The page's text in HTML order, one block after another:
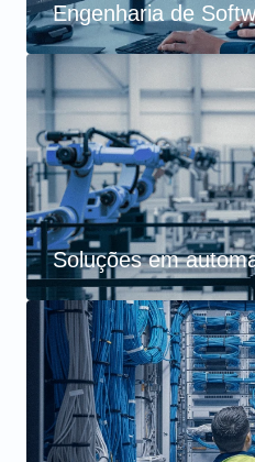
Engenharia de
Soluções em